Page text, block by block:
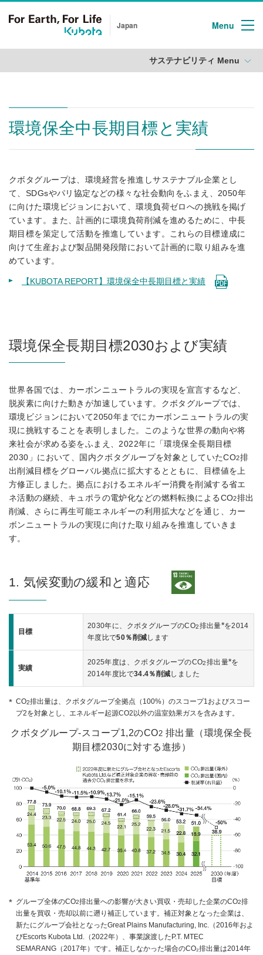
Japan Menu
環境保全中長期目標と実績
クボタグループは、環境経営を推進しサステナブル企業とし
て、SDGsやパリ協定などの様々な社会動向をふまえ、2050年
に向けた環境ビジョンにおいて、環境負荷ゼロへの挑戦を掲げ
ています。また、計画的に環境負荷削減を進めるために、中長
期目標を策定して活動を推進しています。これらの目標達成に
向けて生産および製品開発段階において計画的に取り組みを進
めています。
【KUBOTA REPORT】環境保全中長期目標と実績
環境保全長期目標2030および実績
世界各国では、カーボンニュートラルの実現を宣言するなど、
脱炭素に向けた動きが加速しています。クボタグループでは、
環境ビジョンにおいて2050年までにカーボンニュートラルの実
現に挑戦することを表明しました。このような世界の動向や将
来社会が求める姿をふまえ、2022年に「環境保全長期目標
2030」において、国内クボタグループを対象としていたCO2排
出削減目標をグローバル拠点に拡大するとともに、目標値を上
方修正しました。拠点におけるエネルギー消費を削減する省エ
ネ活動の継続、キュポラの電炉化などの燃料転換によるCO2排出
削減、さらに再生可能エネルギーの利用拡大などを通じ、カー
ボンニュートラルの実現に向けた取り組みを推進していきま
す。
1. 気候変動の緩和と適応
目標
2030年に、クボタグループのCO2排出量*を2014
年度比で50％削減します
実績
2025年度は、クボタグループのCO2排出量*を
2014年度比で34.4％削減しました
CO2排出量は、クボタグループ全拠点（100%）のスコープ1およびスコー
プ2を対象とし、エネルギー起源CO2以外の温室効果ガスを含みます。
クボタグループ-スコープ1,2のCO2 排出量（環境保全長
期目標2030に対する進捗）
グループ全体のCO2排出量への影響が大きい買収・売却した企業のCO2排
出量を買収・売却以前に遡り補正しています。補正対象となった企業は、
新たにグループ会社となったGreat Plains Manufacturing, Inc.（2016年およ
びEscorts Kubota Ltd.（2022年）、事業譲渡したP.T. MTEC
SEMARANG（2017年）です。補正しなかった場合のCO₂排出量は2014年
サステナビリティ Menu